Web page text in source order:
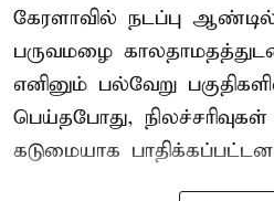
கேரளாவில் நடப்பு
பருவமழை
எனினும் பல்வேறு
பெய்தபோது,
கடுமையாக